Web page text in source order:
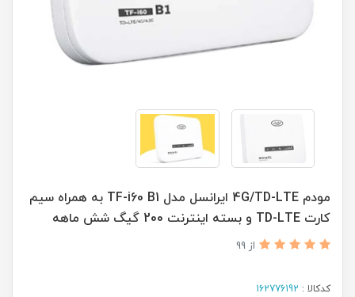
مودم 4G/TD-LTE ایرانسل مدل TF-i60 B1 به همراه سیم
کارت TD-LTE و بسته اینترنت 200 گیگ شش ماهه
از 99
کدکالا : 162776192